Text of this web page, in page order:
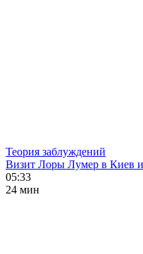
Теория заблуждений
Визит Лоры Лумер в Киев
05:33
24 мин